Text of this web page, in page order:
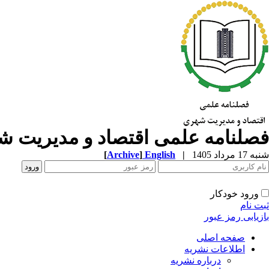
فصلنامه علمی اقتصاد و مدیریت
شنبه 17 مرداد 1405 |
English
[Archive]
ورود خودکار
ثبت نام
بازیابی رمز عبور
صفحه اصلی
اطلاعات نشریه
درباره نشریه